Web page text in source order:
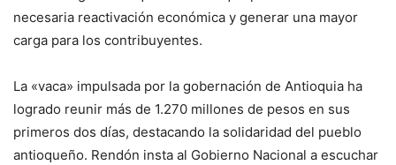
necesaria reactivación económica y generar una mayor
carga para los contribuyentes.
La «vaca» impulsada por la gobernación de Antioquia ha
logrado reunir más de 1.270 millones de pesos en sus
primeros dos días, destacando la solidaridad del pueblo
antioqueño. Rendón insta al Gobierno Nacional a escuchar